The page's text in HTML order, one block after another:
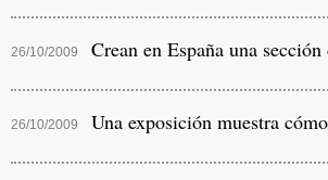
26/10/2009 Crean en España una
26/10/2009 Una exposición muestra